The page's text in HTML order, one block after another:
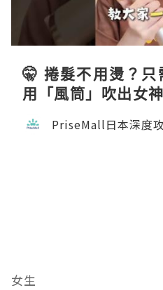
🤫 捲髮不用燙？
用「風筒」吹出女
PriseMall日本深度
女生